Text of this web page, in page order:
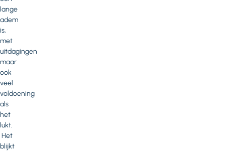
lange
adem
is,
met
uitdagingen
maar
ook
veel
voldoening
als
het
lukt.
Het
blijkt